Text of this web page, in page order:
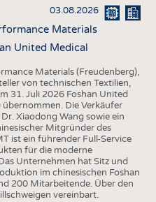
03.08.2026
Materials
United Medical
Materials (Freudenberg),
von technischen Textilien,
31. Juli 2026 Foshan United
Die Verkäufer
Xiaodong Wang sowie ein
Mitgründer des
ist ein führender Full-Service
für die moderne
Unternehmen hat Sitz und
im chinesischen Foshan
200 Mitarbeitende. Über den
vereinbart.